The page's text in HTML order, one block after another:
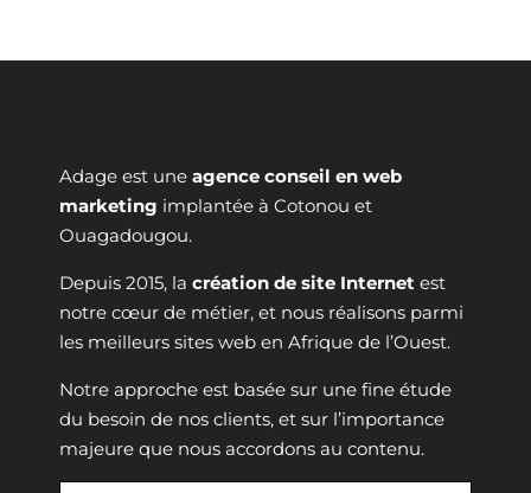
Adage est une agence conseil en web
marketing implantée à Cotonou et
Ouagadougou.
Depuis 2015, la création de site Internet est
notre cœur de métier, et nous réalisons parmi
les meilleurs sites web en Afrique de l’Ouest.
Notre approche est basée sur une fine étude
du besoin de nos clients, et sur l’importance
majeure que nous accordons au contenu.